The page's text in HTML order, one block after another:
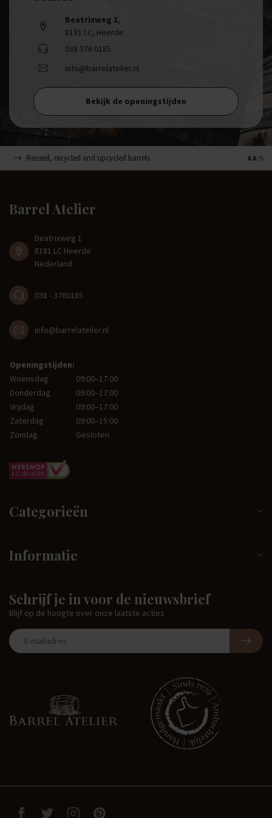
Beatrixweg 1,
8181 LC, Heerde
038 376 0185
info@barrelatelier.nl
Bekijk de openingstijden
Reused, recycled and upcycled barrels 4.6 /5
Barrel Atelier
Beatrixweg 1
8181 LC Heerde
Nederland
038 - 3760185
info@barrelatelier.nl
Openingstijden:
Woensdag
09:00–17:00
Donderdag
09:00–17:00
Vrijdag
09:00–17:00
Zaterdag
09:00–15:00
Zondag
Gesloten
Categorieën
Informatie
Schrijf je in voor de nieuwsbrief
Blijf op de hoogte over onze laatste acties